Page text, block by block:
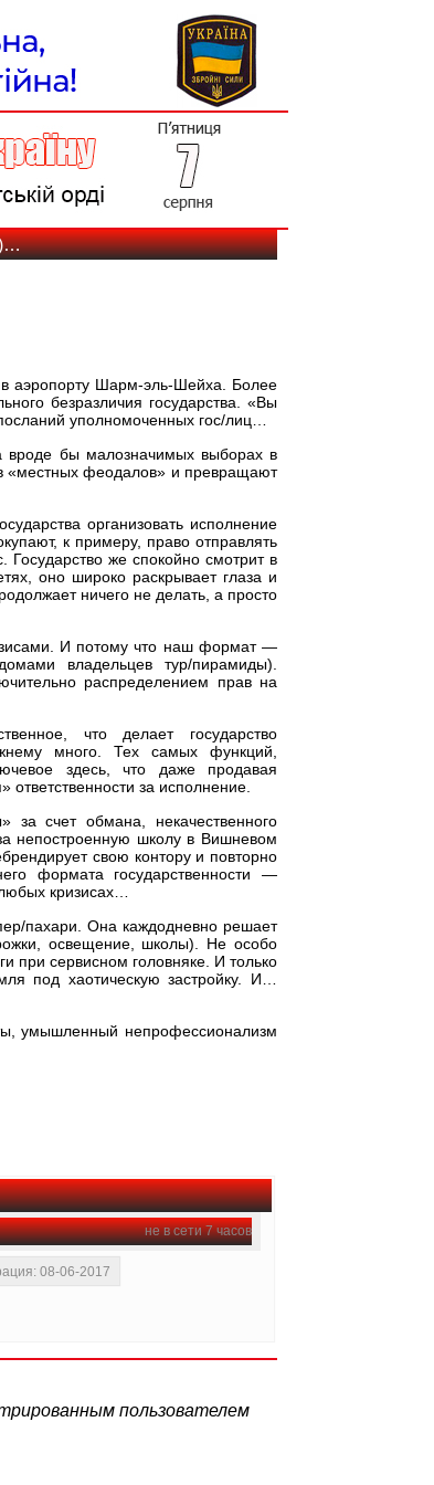
аэропорту Шарм-эль-Шейха. Более
безразличия государства. «Вы
уполномоченных гос/лиц…
вроде бы малозначимых выборах в
«местных феодалов» и превращают
организовать исполнение
к примеру, право отправлять
же спокойно смотрит в
оно широко раскрывает глаза и
ничего не делать, а просто
И потому что наш формат —
владельцев тур/пирамиды).
распределением прав на
что делает государство
много. Тех самых функций,
здесь, что даже продавая
ответственности за исполнение.
за счет обмана, некачественного
непостроенную школу в Вишневом
свою контору и повторно
формата государственности —
кризисах…
пахари. Она каждодневно решает
освещение, школы). Не особо
при сервисном головняке. И только
под хаотическую застройку. И…
умышленный непрофессионализм
не в сети 7 часов
08-06-2017
пользователем